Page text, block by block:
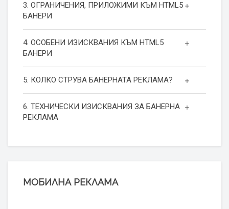
3. ОГРАНИЧЕНИЯ, ПРИЛОЖИМИ КЪМ HTML5
БАНЕРИ
4. ОСОБЕНИ ИЗИСКВАНИЯ КЪМ HTML5
БАНЕРИ
5. КОЛКО СТРУВА БАНЕРНАТА РЕКЛАМА?
6. ТЕХНИЧЕСКИ ИЗИСКВАНИЯ ЗА БАНЕРНА
РЕКЛАМА
МОБИЛНА РЕКЛАМА